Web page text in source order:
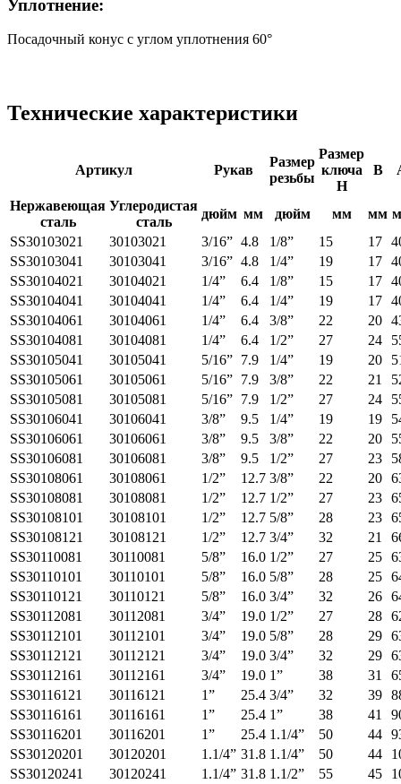
Уплотнение:
Посадочный конус с углом уплотнения 60°
Технические характеристики
Артикул Рукав
Размер
резьбы
Размер
ключа
Н
В
Нержавеющая
сталь
Углеродистая
сталь
дюйм мм дюйм мм мм
SS30103021
30103021 3/16” 4.8 1/8” 15 17
SS30103041
30103041 3/16” 4.8 1/4” 19 17
SS30104021
30104021 1/4” 6.4 1/8” 15 17
SS30104041
30104041 1/4” 6.4 1/4” 19 17
SS30104061
30104061 1/4” 6.4 3/8” 22 20
SS30104081
30104081 1/4” 6.4 1/2” 27 24
SS30105041
30105041 5/16” 7.9 1/4” 19 20
SS30105061
30105061 5/16” 7.9 3/8” 22 21
SS30105081
30105081 5/16” 7.9 1/2” 27 24
SS30106041
30106041 3/8” 9.5 1/4” 19 19
SS30106061
30106061 3/8” 9.5 3/8” 22 20
SS30106081
30106081 3/8” 9.5 1/2” 27 23
SS30108061
30108061 1/2” 12.7 3/8” 22 20
SS30108081
30108081 1/2” 12.7 1/2” 27 23
SS30108101
30108101 1/2” 12.7 5/8” 28 23
SS30108121
30108121 1/2” 12.7 3/4” 32 21
SS30110081
30110081 5/8” 16.0 1/2” 27 25
SS30110101
30110101 5/8” 16.0 5/8” 28 25
SS30110121
30110121 5/8” 16.0 3/4” 32 26
SS30112081
30112081 3/4” 19.0 1/2” 27 28
SS30112101
30112101 3/4” 19.0 5/8” 28 29
SS30112121
30112121 3/4” 19.0 3/4” 32 29
SS30112161
30112161 3/4” 19.0 1” 38 31
SS30116121
30116121 1” 25.4 3/4” 32 39
SS30116161
30116161 1” 25.4 1” 38 41
SS30116201
30116201 1” 25.4 1.1/4” 50 44
SS30120201
30120201 1.1/4” 31.8 1.1/4” 50 44
SS30120241
30120241 1.1/4” 31.8 1.1/2” 55 45